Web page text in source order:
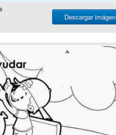
Descargar imágen